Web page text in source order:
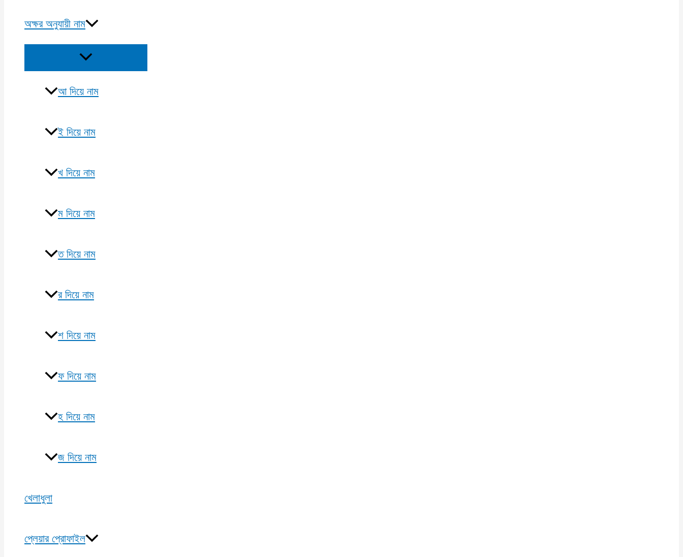
অক্ষর অনুযায়ী নাম
Menu
আ দিয়ে নাম
ই দিয়ে নাম
খ দিয়ে নাম
ম দিয়ে নাম
ত দিয়ে নাম
র দিয়ে নাম
শ দিয়ে নাম
ফ দিয়ে নাম
হ দিয়ে নাম
জ দিয়ে নাম
খেলাধুলা
প্লেয়ার প্রোফাইল